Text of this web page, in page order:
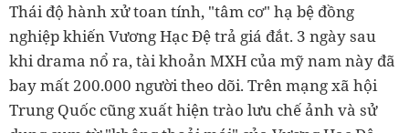
Thái độ hành xử toan tính, "tâm cơ" hạ bệ đồng
nghiệp khiến Vương Hạc Đệ trả giá đắt. 3 ngày sau
khi drama nổ ra, tài khoản MXH của mỹ nam này đã
bay mất 200.000 người theo dõi. Trên mạng xã hội
Trung Quốc cũng xuất hiện trào lưu chế ảnh và sử